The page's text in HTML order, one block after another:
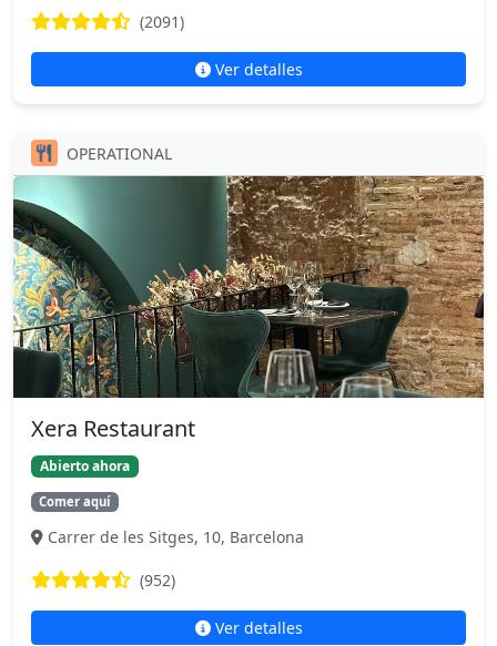
(2091)
Ver detalles
OPERATIONAL
Xera Restaurant
Abierto ahora
Comer aquí
Carrer de les Sitges, 10, Barcelona
(952)
Ver detalles